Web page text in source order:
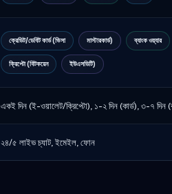
ক্রেডিট/ডেবিট কার্ড (ভিসা মাস্টারকার্ড) ব্যাংক ওয়্যার
ক্রিপ্টো (বিটকয়েন ইউএসডিটি)
একই দিন (ই-ওয়ালেট/ক্রিপ্টো), ১-২ দিন (কার্ড), ৩-৭ দিন
২৪/৫ লাইভ চ্যাট, ইমেইল, ফোন